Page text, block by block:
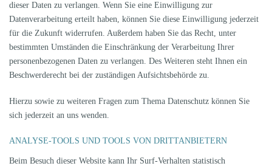
dieser Daten zu verlangen. Wenn Sie eine Einwilligung zur
Datenverarbeitung erteilt haben, können Sie diese Einwilligung jederzeit
für die Zukunft widerrufen. Außerdem haben Sie das Recht, unter
bestimmten Umständen die Einschränkung der Verarbeitung Ihrer
personenbezogenen Daten zu verlangen. Des Weiteren steht Ihnen ein
Beschwerderecht bei der zuständigen Aufsichtsbehörde zu.
Hierzu sowie zu weiteren Fragen zum Thema Datenschutz können Sie
sich jederzeit an uns wenden.
ANALYSE-TOOLS UND TOOLS VON DRITT­ANBIETERN
Beim Besuch dieser Website kann Ihr Surf-Verhalten statistisch